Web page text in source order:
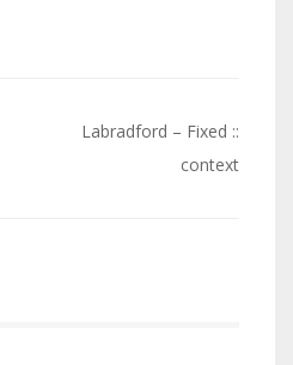
Labradford – Fixed ::
context